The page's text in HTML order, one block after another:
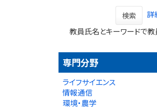
検索
詳
教員氏名とキーワードで教
専門分野
ライフサイエンス
情報通信
環境・農学